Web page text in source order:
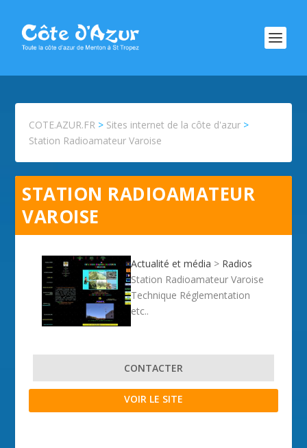
COTE.AZUR.FR > Sites internet de la côte d'azur >
Station Radioamateur Varoise
STATION RADIOAMATEUR
VAROISE
Actualité et média > Radios
Station Radioamateur Varoise
Technique Réglementation
etc..
CONTACTER
VOIR LE SITE